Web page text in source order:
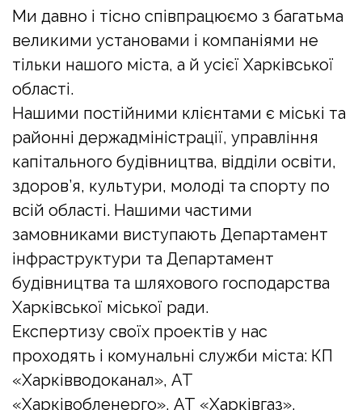
Ми давно і тісно співпрацюємо з багатьма
великими установами і компаніями не
тільки нашого міста, а й усієї Харківської
області.
Нашими постійними клієнтами є міські та
районні держадміністрації, управління
капітального будівництва, відділи освіти,
здоров’я, культури, молоді та спорту по
всій області. Нашими частими
замовниками виступають Департамент
інфраструктури та Департамент
будівництва та шляхового господарства
Харківської міської ради.
Експертизу своїх проектів у нас
проходять і комунальні служби міста: КП
«Харківводоканал», АТ
«Харківобленерго», АТ «Харківгаз»,